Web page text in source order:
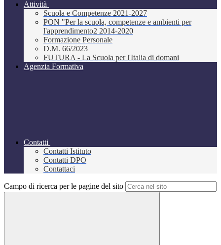
Attività
Scuola e Competenze 2021-2027
PON "Per la scuola, competenze e ambienti per
l'apprendimento2 2014-2020
Formazione Personale
D.M. 66/2023
FUTURA - La Scuola per l'Italia di domani
Agenzia Formativa
Contatti
Contatti Istituto
Contatti DPO
Contattaci
Campo di ricerca per le pagine del sito